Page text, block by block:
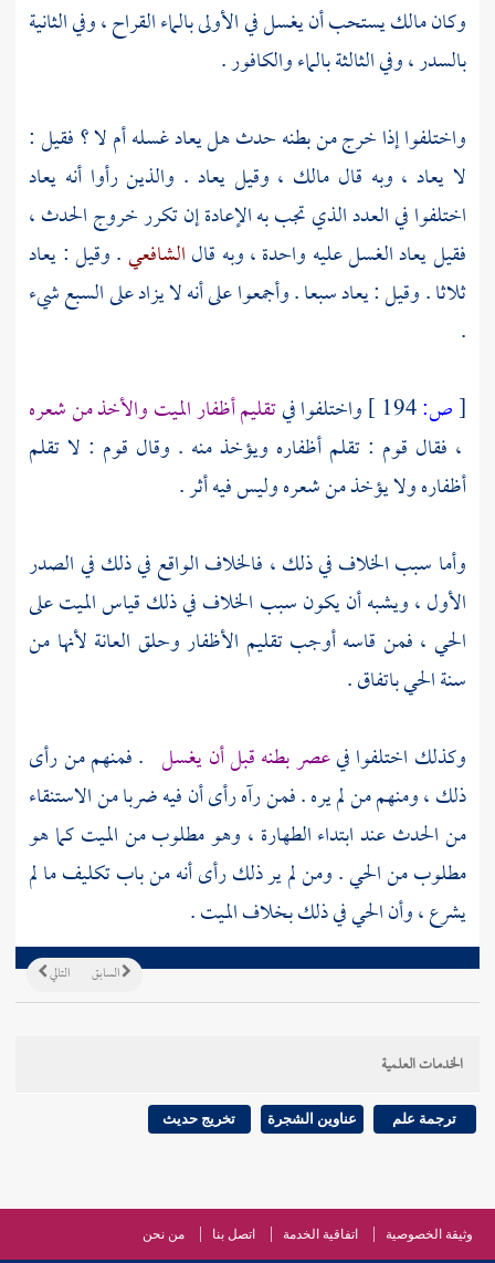
وكانمالكيستحب أن يغسل في الأولى بالماء القراح ، وفي الثانية
بالسدر ، وفي الثالثة بالماء والكافور .
واختلفوا إذا خرج من بطنه حدث هل يعاد غسله أم لا ؟ فقيل :
لا يعاد ، وبه قال مالك ، وقيل يعاد . والذين رأوا أنه يعاد
اختلفوا في العدد الذي تجب به الإعادة إن تكرر خروج الحدث ،
فقيل يعاد الغسل عليه واحدة ، وبه قالالشافعي. وقيل : يعاد
ثلاثا . وقيل : يعاد سبعا . وأجمعوا على أنه لا يزاد على السبع شيء
.
[ص: واختلفوا فيتقليم أظفار الميت والأخذ من شعره
، فقال قوم : تقلم أظفاره ويؤخذ منه . وقال قوم : لا تقلم
أظفاره ولا يؤخذ من شعره وليس فيه أثر .
وأما سبب الخلاف في ذلك ، فالخلاف الواقع في ذلك في الصدر
الأول ، ويشبه أن يكون سبب الخلاف في ذلك قياس الميت على
الحي ، فمن قاسه أوجب تقليم الأظفار وحلق العانة لأنها من
سنة الحي باتفاق .
وكذلك اختلفوا فيعصر بطنه قبل أن يغسل . فمنهم من رأى
ذلك ، ومنهم من لم يره . فمن رآه رأى أن فيه ضربا من الاستنقاء
من الحدث عند ابتداء الطهارة ، وهو مطلوب من الميت كما هو
مطلوب من الحي . ومن لم ير ذلك رأى أنه من باب تكليف ما لم
يشرع ، وأن الحي في ذلك بخلاف الميت .
التالي السابق
الخدمات العلمية
ترجمة علم عناوين الشجرة تخريج حديث
وثيقة الخصوصية اتفاقية الخدمة اتصل بنا من نحن